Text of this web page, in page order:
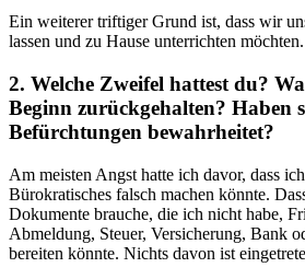
Ein weiterer triftiger Grund ist, dass wir
lassen und zu Hause unterrichten möchten.
2. Welche Zweifel hattest du?
Beginn zurückgehalten? Haben
Befürchtungen bewahrheitet?
Am meisten Angst hatte ich davor, dass
Bürokratisches falsch machen könnte.
Dokumente brauche, die ich nicht habe,
Abmeldung, Steuer, Versicherung, Bank
bereiten könnte. Nichts davon ist